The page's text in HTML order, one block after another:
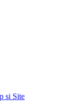
si Site